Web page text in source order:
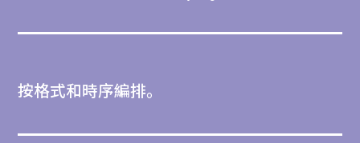
按格式和時序編排。